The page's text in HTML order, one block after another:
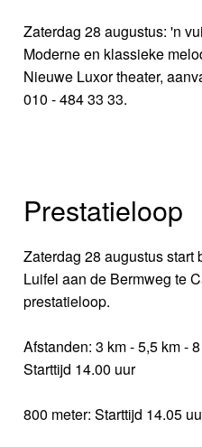
Zaterdag 28 augustus: 'n
Moderne en klassieke
Nieuwe Luxor theater,
010 - 484 33 33.
Prestatieloop
Zaterdag 28 augustus start
Luifel aan de Bermweg te
prestatieloop.
Afstanden: 3 km - 5,5 km -
Starttijd 14.00 uur
800 meter: Starttijd 14.05